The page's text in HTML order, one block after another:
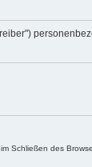
Schließen des